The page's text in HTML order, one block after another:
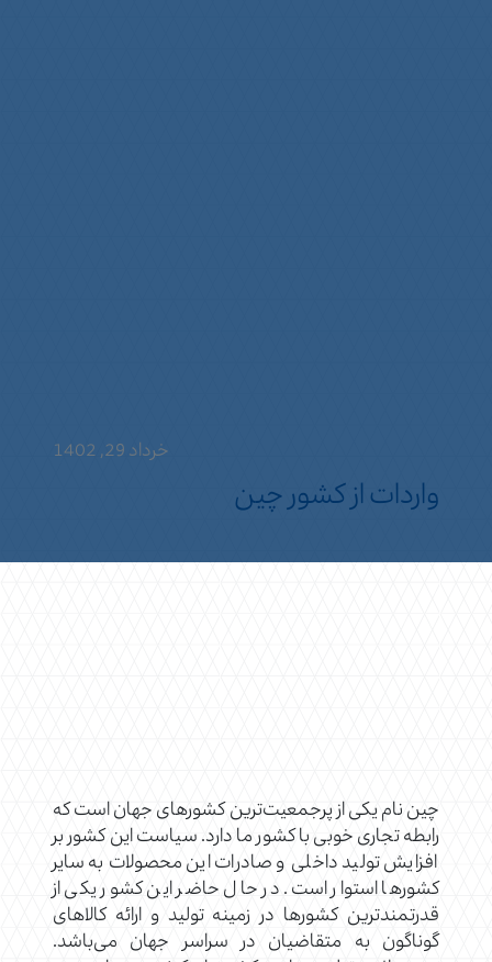
خرداد 29, 1402
واردات از کشور چین
چین نام یکی از پرجمعیت‌ترین کشورهای جهان است که
رابطه تجاری خوبی با کشور ما دارد. سیاست این کشور بر
افزایش تولید داخلی و صادرات این محصولات به سایر
کشورها استوار است. در حال حاضر این کشور یکی از
قدرتمندترین کشورها در زمینه تولید و ارائه کالاهای
گوناگون به متقاضیان در سراسر جهان می‌باشد.